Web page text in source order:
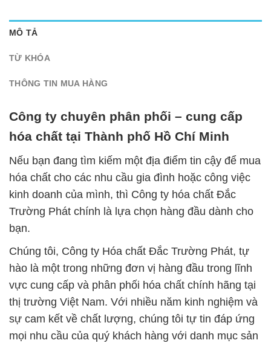
MÔ TẢ
TỪ KHÓA
THÔNG TIN MUA HÀNG
Công ty chuyên phân phối – cung cấp
hóa chất tại Thành phố Hồ Chí Minh
Nếu bạn đang tìm kiếm một địa điểm tin cậy để mua
hóa chất cho các nhu cầu gia đình hoặc công việc
kinh doanh của mình, thì Công ty hóa chất Đắc
Trường Phát chính là lựa chọn hàng đầu dành cho
bạn.
Chúng tôi, Công ty Hóa chất Đắc Trường Phát, tự
hào là một trong những đơn vị hàng đầu trong lĩnh
vực cung cấp và phân phối hóa chất chính hãng tại
thị trường Việt Nam. Với nhiều năm kinh nghiệm và
sự cam kết về chất lượng, chúng tôi tự tin đáp ứng
mọi nhu cầu của quý khách hàng với danh mục sản